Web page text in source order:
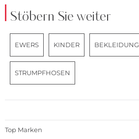
Stöbern Sie weiter
EWERS KINDER BEKLEIDUNG
STRUMPFHOSEN
Top Marken